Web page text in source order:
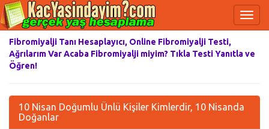
Fibromiyalji Tanı Hesaplayıcı, Online Fibromiyalji Testi,
Ağrılarım Var Acaba Fibromiyalji miyim? Tıkla Testi Yanıtla ve
Öğren!
10 Nisan Doğumlu Ünlü Kişiler Kimlerdir, 10 Nisanda
Doğanlar